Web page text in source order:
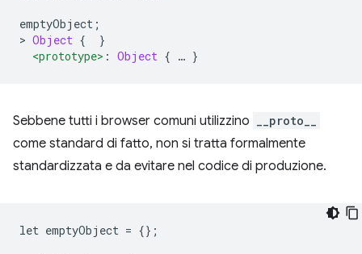
emptyObject ;
> Object {
}
<prototype> : Object { … }
Sebbene tutti i browser comuni utilizzino __proto__
come standard di fatto, non si tratta formalmente
standardizzata e da evitare nel codice di produzione.
let emptyObject = {};